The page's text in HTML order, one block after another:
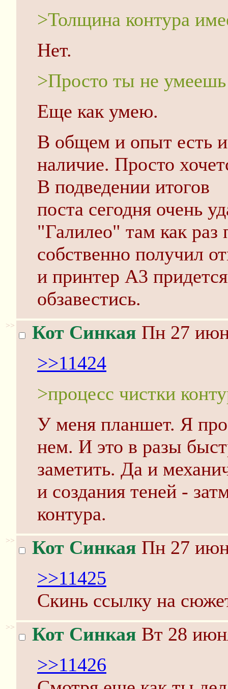
>Толщина контура
Нет.
>Просто ты не умеешь
Еще как умею.
В общем и опыт есть
наличие. Просто
В подведении итогов
поста сегодня очень
"Галилео" там как
собственно получил
и принтер А3
обзавестись.
>> Кот Синкая Пн 27
>>11424
>процесс чистки
У меня планшет. Я
нем. И это в разы
заметить. Да и
и создания теней -
контура.
>> Кот Синкая Пн 27
>>11425
Скинь ссылку на
>> Кот Синкая Вт 28
>>11426